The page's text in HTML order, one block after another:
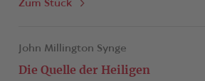
Zum Stück
John Millington Synge
Die Quelle der Heiligen